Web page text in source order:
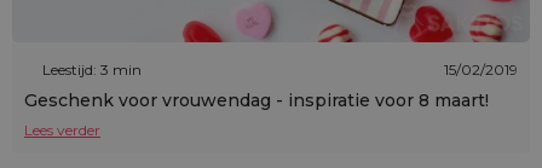
Leestijd: 3 min 15/02/2019
Geschenk voor vrouwendag - inspiratie voor 8 maart!
Lees verder